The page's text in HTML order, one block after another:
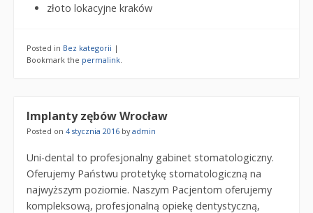
złoto lokacyjne kraków
Posted in Bez kategorii |
Bookmark the permalink
Implanty zębów Wrocław
Posted on 4 stycznia 2016 byadmin
Uni-dental to profesjonalny gabinet stomatologiczny.
Oferujemy Państwu protetykę stomatologiczną na
najwyższym poziomie. Naszym Pacjentom oferujemy
kompleksową, profesjonalną opiekę dentystyczną,